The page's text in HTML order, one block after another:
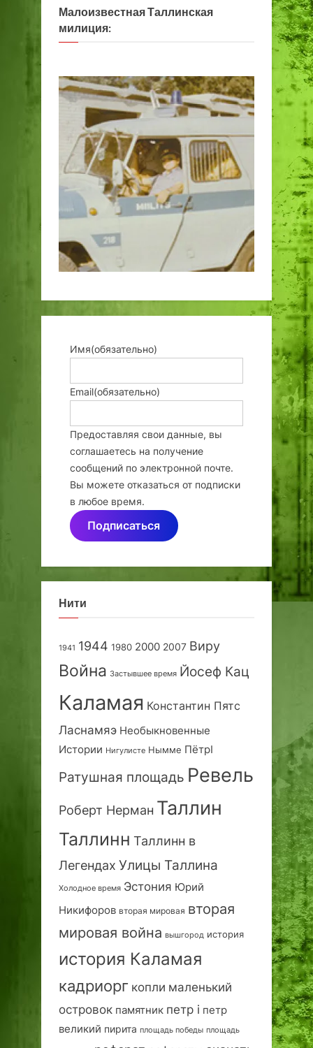
Малоизвестная Таллинская
милиция:
Имя(обязательно)
Email(обязательно)
Предоставляя свои данные, вы
соглашаетесь на получение
сообщений по электронной почте.
Вы можете отказаться от подписки
в любое время.
Подписаться
Нити
1941 1944 1980 2000 2007 Виру
Война Застывшее время Йосеф Кац
Каламая Константин Пятс
Ласнамяэ Необыкновенные
Истории Нигулисте Нымме ПётрI
Ратушная площадь Ревель
Роберт Нерман Таллин
Таллинн Таллинн в
Легендах Улицы Таллина
Холодное время Эстония Юрий
Никифоров вторая мировая вторая
мировая война вышгород история
история Каламая
кадриорг копли маленький
островок памятник петр i петр
великий пирита площадь победы площадь